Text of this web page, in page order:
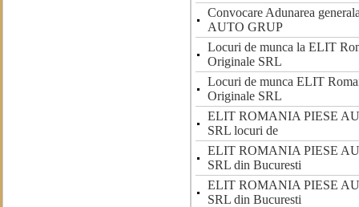
Convocare Adunarea
AUTO GRUP
Locuri de munca la ELIT
Originale SRL
Locuri de munca ELIT
Originale SRL
ELIT ROMANIA PIESE
SRL locuri de
ELIT ROMANIA PIESE
SRL din Bucuresti
ELIT ROMANIA PIESE
SRL din Bucuresti